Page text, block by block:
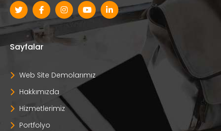
Sayfalar
Web Site Demolarımız
Hakkımızda
Hizmetlerimiz
Portfolyo